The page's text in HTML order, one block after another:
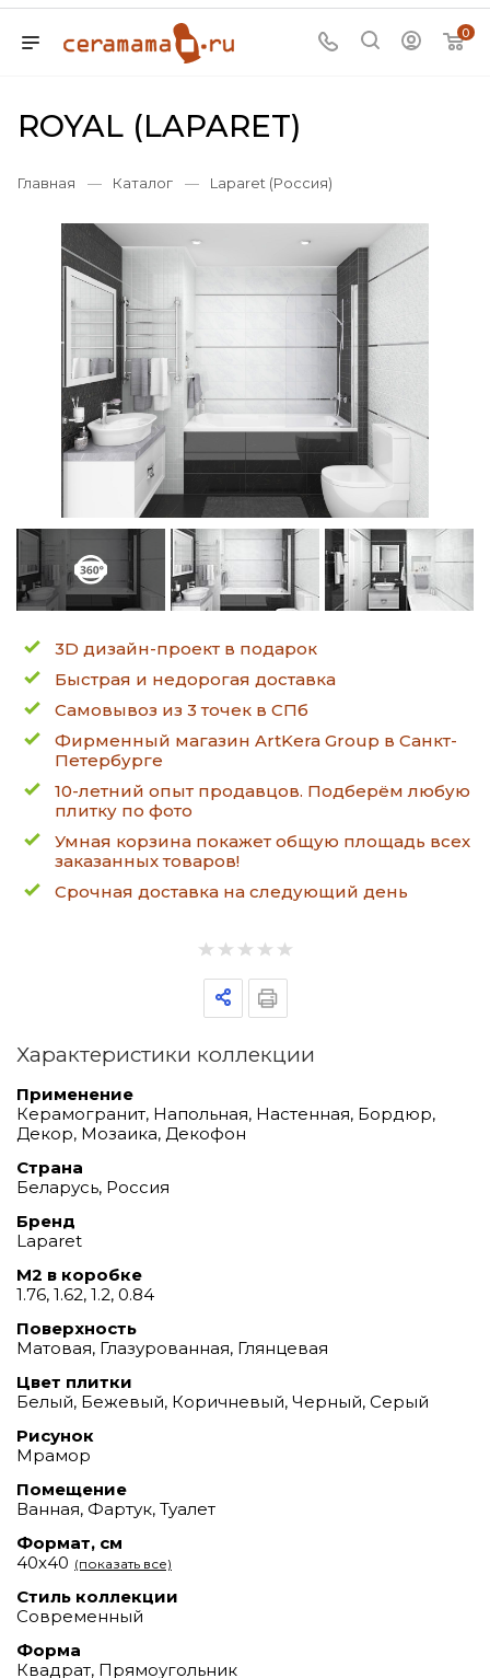
0
ROYAL (LAPARET)
Главная — Каталог — Laparet (Россия)
3D дизайн-проект в подарок
Быстрая и недорогая доставка
Самовывоз из 3 точек в СПб
Фирменный магазин ArtKera Group в Санкт-
Петербурге
10-летний опыт продавцов. Подберём любую
плитку по фото
Умная корзина покажет общую площадь всех
заказанных товаров!
Срочная доставка на следующий день
Характеристики коллекции
Применение
Керамогранит, Напольная, Настенная, Бордюр,
Декор, Мозаика, Декофон
Страна
Беларусь, Россия
Бренд
Laparet
М2 в коробке
1.76, 1.62, 1.2, 0.84
Поверхность
Матовая, Глазурованная, Глянцевая
Цвет плитки
Белый, Бежевый, Коричневый, Черный, Серый
Рисунок
Мрамор
Помещение
Ванная, Фартук, Туалет
Формат, см
40x40 (показать все)
Стиль коллекции
Современный
Форма
Квадрат, Прямоугольник